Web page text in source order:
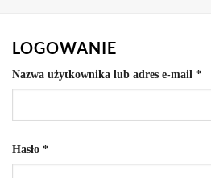
LOGOWANIE
Nazwa użytkownika lub adres e-mail *
Hasło *Wymagane